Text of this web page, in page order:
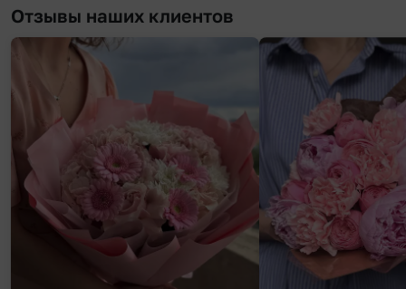
Отзывы наших клиентов